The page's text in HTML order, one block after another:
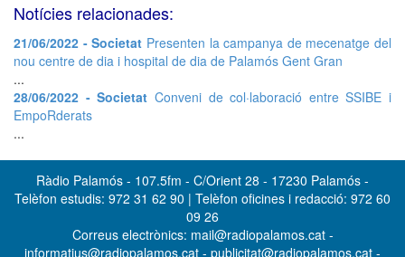
Notícies relacionades:
21/06/2022 - Societat Presenten la campanya de mecenatge del
nou centre de dia i hospital de dia de Palamós Gent Gran
...
28/06/2022 - Societat Conveni de col·laboració entre SSIBE i
EmpoRderats
...
Ràdio Palamós - 107.5fm - C/Orient 28 - 17230 Palamós -
Telèfon estudis: 972 31 62 90 | Telèfon oficines i redacció: 972 60
09 26
Correus electrònics: mail@radiopalamos.cat -
informatius@radiopalamos.cat - publicitat@radiopalamos.cat -